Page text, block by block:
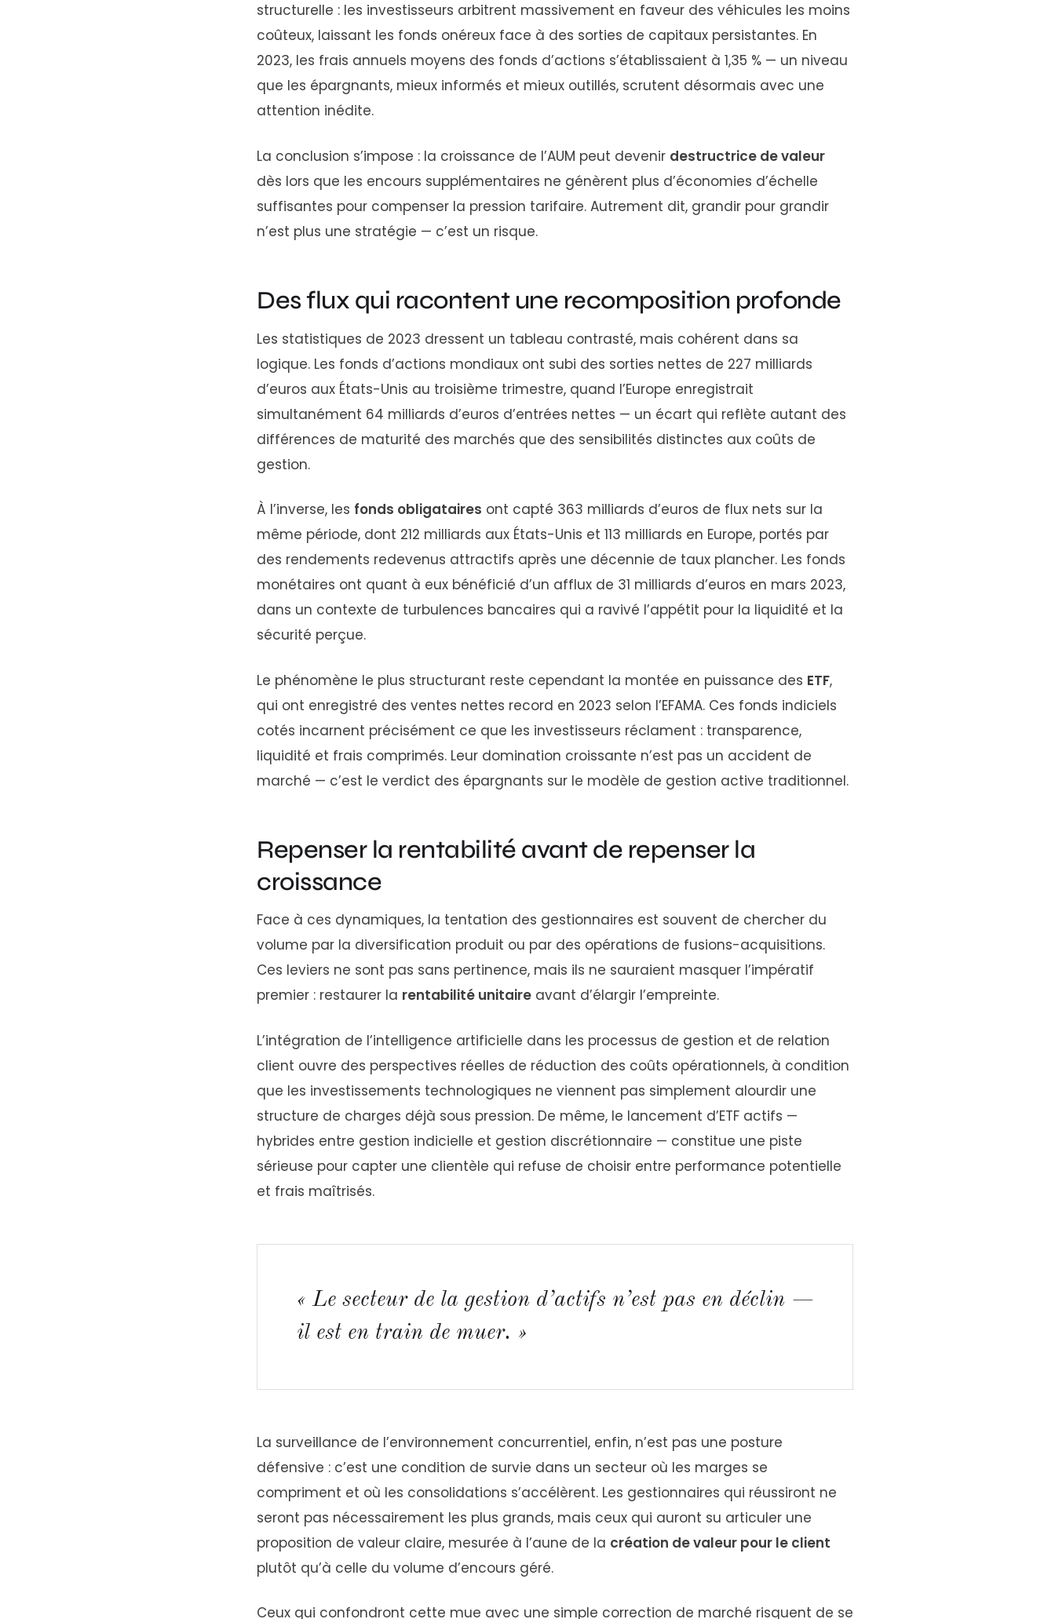
structurelle : les investisseurs arbitrent massivement en faveur des véhicules les moins
coûteux, laissant les fonds onéreux face à des sorties de capitaux persistantes. En
2023, les frais annuels moyens des fonds d’actions s’établissaient à 1,35 % — un niveau
que les épargnants, mieux informés et mieux outillés, scrutent désormais avec une
attention inédite.
La conclusion s’impose : la croissance de l’AUM peut devenir destructrice de valeur
dès lors que les encours supplémentaires ne génèrent plus d’économies d’échelle
suffisantes pour compenser la pression tarifaire. Autrement dit, grandir pour grandir
n’est plus une stratégie — c’est un risque.
Des flux qui racontent une recomposition profonde
Les statistiques de 2023 dressent un tableau contrasté, mais cohérent dans sa
logique. Les fonds d’actions mondiaux ont subi des sorties nettes de 227 milliards
d’euros aux États-Unis au troisième trimestre, quand l’Europe enregistrait
simultanément 64 milliards d’euros d’entrées nettes — un écart qui reflète autant des
différences de maturité des marchés que des sensibilités distinctes aux coûts de
gestion.
À l’inverse, les fonds obligataires ont capté 363 milliards d’euros de flux nets sur la
même période, dont 212 milliards aux États-Unis et 113 milliards en Europe, portés par
des rendements redevenus attractifs après une décennie de taux plancher. Les fonds
monétaires ont quant à eux bénéficié d’un afflux de 31 milliards d’euros en mars 2023,
dans un contexte de turbulences bancaires qui a ravivé l’appétit pour la liquidité et la
sécurité perçue.
Le phénomène le plus structurant reste cependant la montée en puissance des ETF,
qui ont enregistré des ventes nettes record en 2023 selon l’EFAMA. Ces fonds indiciels
cotés incarnent précisément ce que les investisseurs réclament : transparence,
liquidité et frais comprimés. Leur domination croissante n’est pas un accident de
marché — c’est le verdict des épargnants sur le modèle de gestion active traditionnel.
Repenser la rentabilité avant de repenser la
croissance
Face à ces dynamiques, la tentation des gestionnaires est souvent de chercher du
volume par la diversification produit ou par des opérations de fusions-acquisitions.
Ces leviers ne sont pas sans pertinence, mais ils ne sauraient masquer l’impératif
premier : restaurer la rentabilité unitaire avant d’élargir l’empreinte.
L’intégration de l’intelligence artificielle dans les processus de gestion et de relation
client ouvre des perspectives réelles de réduction des coûts opérationnels, à condition
que les investissements technologiques ne viennent pas simplement alourdir une
structure de charges déjà sous pression. De même, le lancement d’ETF actifs —
hybrides entre gestion indicielle et gestion discrétionnaire — constitue une piste
sérieuse pour capter une clientèle qui refuse de choisir entre performance potentielle
et frais maîtrisés.
« Le secteur de la gestion d’actifs n’est pas en déclin —
il est en train de muer. »
La surveillance de l’environnement concurrentiel, enfin, n’est pas une posture
défensive : c’est une condition de survie dans un secteur où les marges se
compriment et où les consolidations s’accélèrent. Les gestionnaires qui réussiront ne
seront pas nécessairement les plus grands, mais ceux qui auront su articuler une
proposition de valeur claire, mesurée à l’aune de la création de valeur pour le client
plutôt qu’à celle du volume d’encours géré.
Ceux qui confondront cette mue avec une simple correction de marché risquent de se